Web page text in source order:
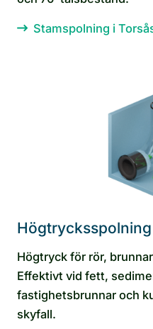
Stamspolning i
Högtryck för rör,
Effektivt vid fett,
fastighetsbrunnar och
skyfall.